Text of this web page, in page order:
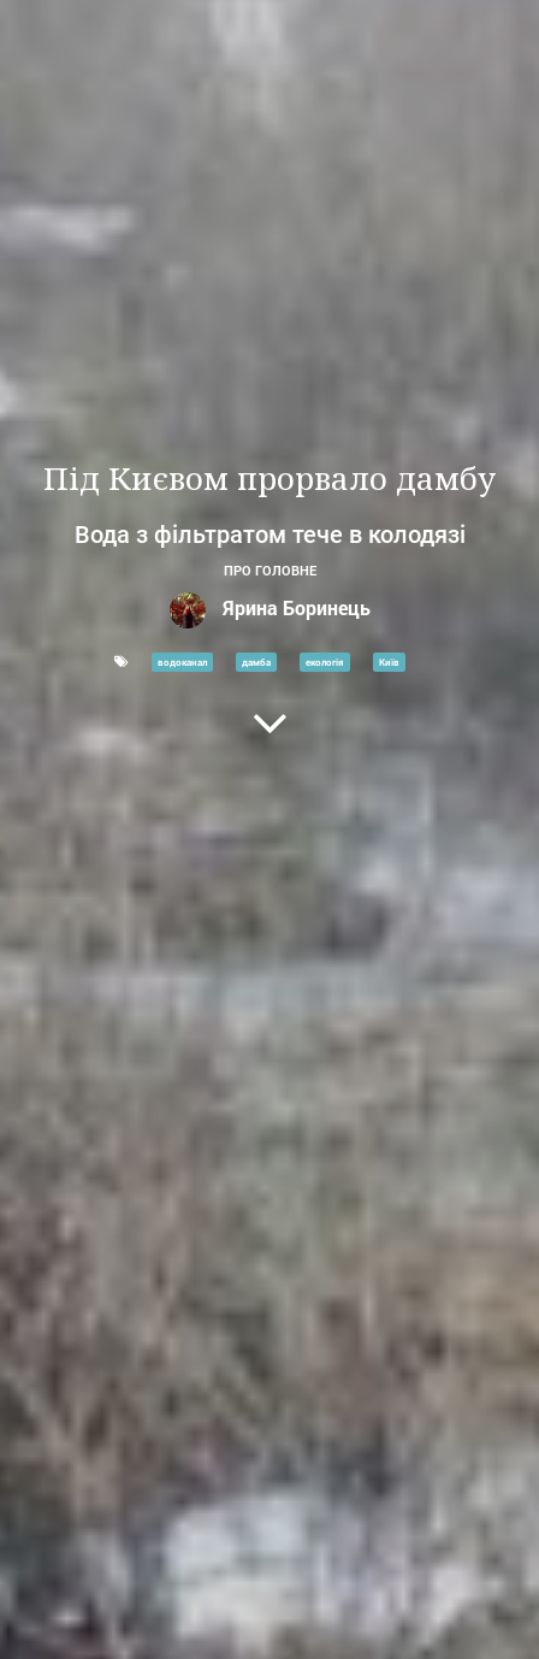
Під Києвом прорвало дамбу
Вода з фільтратом тече в колодязі
ПРО ГОЛОВНЕ
Ярина Боринець
водоканал дамба екологія Київ